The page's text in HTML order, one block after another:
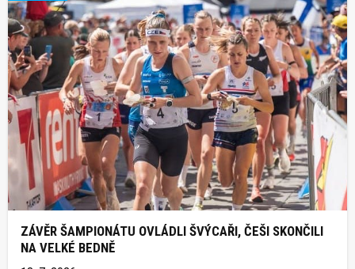
ZÁVĚR ŠAMPIONÁTU OVLÁDLI ŠVÝCAŘI, ČEŠI SKONČILI
NA VELKÉ BEDNĚ